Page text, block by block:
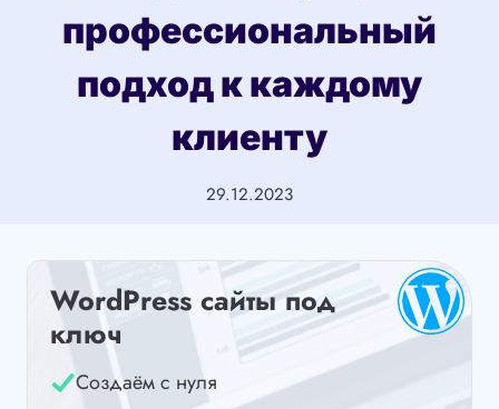
профессиональный
подход к каждому
клиенту
29.12.2023
WordPress сайты под
ключ
Создаём с нуля